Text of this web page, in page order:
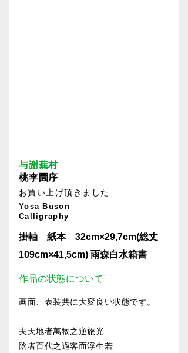
与謝蕪村
桃李園序
お買い上げ頂きました
Yosa Buson
Calligraphy
掛軸 紙本 32cm×29,7cm(総丈
109cm×41,5cm) 雨森白水箱書
作品の状態について
画面、表装共に大変良い状態です。
夫天地者萬物之逆旅光
陰者百代之過客而浮生若